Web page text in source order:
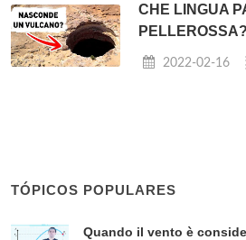
CHE LINGUA
PELLEROSSA?
2022-02-16
TÓPICOS POPULARES
Quando il vento è